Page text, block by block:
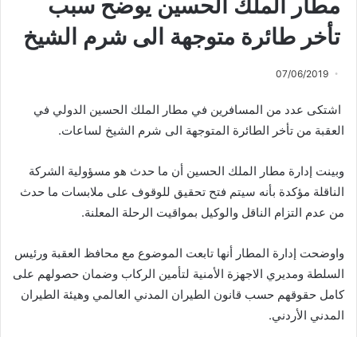
مطار الملك الحسين يوضح سبب
تأخر طائرة متوجهة الى شرم الشيخ
07/06/2019
اشتكى عدد من المسافرين في مطار الملك الحسين الدولي في
العقبة من تأخر الطائرة المتوجهة الى شرم الشيخ لساعات.
وبينت إدارة مطار الملك الحسين أن ما حدث هو مسؤولية الشركة
الناقلة مؤكدة بأنه سيتم فتح تحقيق للوقوف على ملابسات ما حدث
من عدم التزام الناقل والوكيل بمواقيت الرحلة المعلنة.
واوضحت إدارة المطار أنها تابعت الموضوع مع محافظ العقبة ورئيس
السلطة ومديري الاجهزة الأمنية لتأمين الركاب وضمان حصولهم على
كامل حقوقهم حسب قانون الطيران المدني العالمي وهيئة الطيران
المدني الأردني.